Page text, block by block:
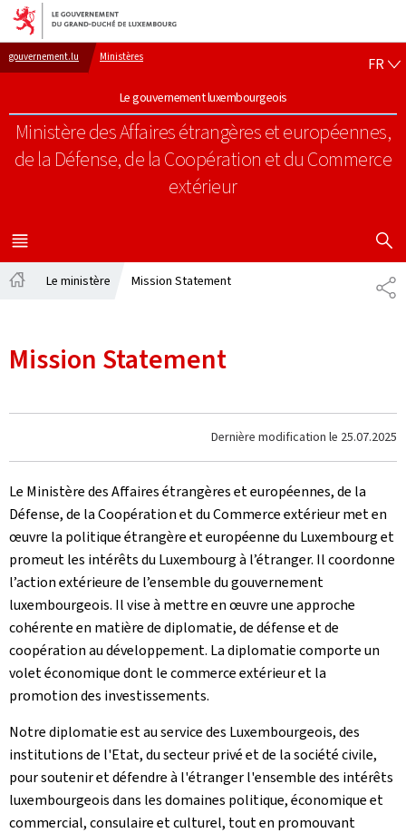
Aller au menu principal
Aller au contenu
gouvernement.lu Ministères
Le gouvernement luxembourgeois
Ministère des Affaires étrangères et européennes,
de la Défense, de la Coopération et du Commerce
extérieur
FR
MENU
PRINCIPAL
Le ministère Mission Statement
Mission Statement
Dernière modification le 25.07.2025
Le Ministère des Affaires étrangères et européennes, de la
Défense, de la Coopération et du Commerce extérieur met en
œuvre la politique étrangère et européenne du Luxembourg et
promeut les intérêts du Luxembourg à l’étranger. Il coordonne
l’action extérieure de l’ensemble du gouvernement
luxembourgeois. Il vise à mettre en œuvre une approche
cohérente en matière de diplomatie, de défense et de
coopération au développement. La diplomatie comporte un
volet économique dont le commerce extérieur et la
promotion des investissements.
Notre diplomatie est au service des Luxembourgeois, des
institutions de l'Etat, du secteur privé et de la société civile,
pour soutenir et défendre à l'étranger l'ensemble des intérêts
luxembourgeois dans les domaines politique, économique et
commercial, consulaire et culturel, tout en promouvant